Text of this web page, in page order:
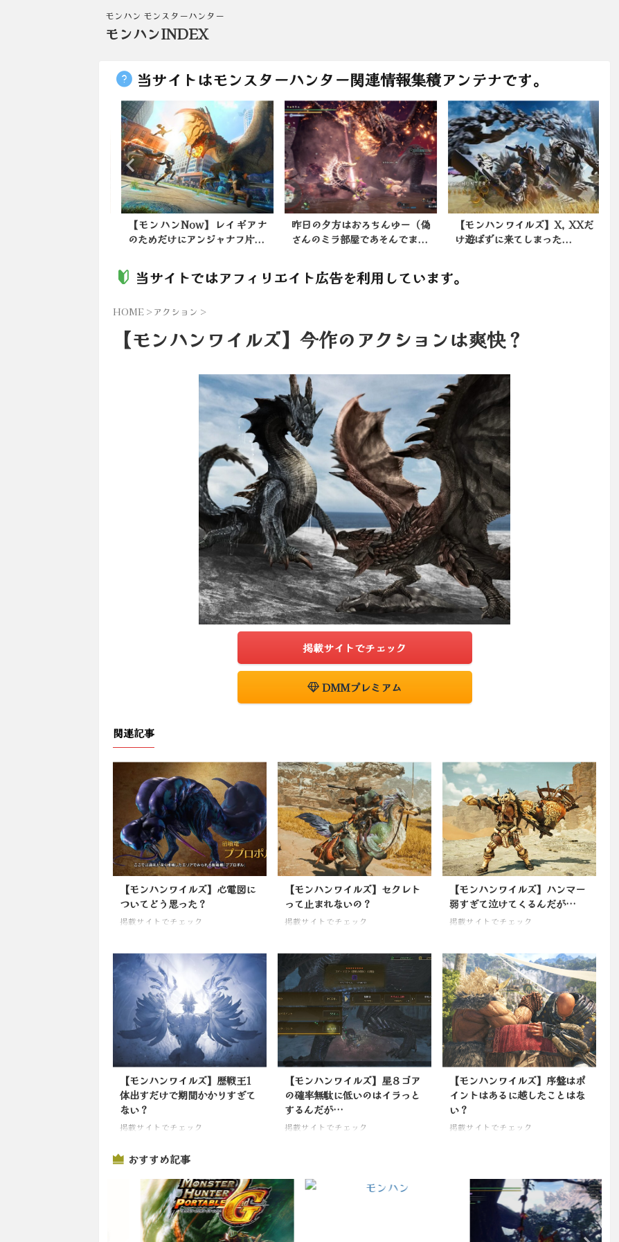
モンハン モンスターハンター
モンハンINDEX
当サイトはモンスターハンター関連情報集積アンテナです。
【モンハンNow】レイギアナ
のためだけにアンジャナフ片...
昨日の夕方はおろちんゆー（偽
さんのミラ部屋であそんでま...
【モンハンワイルズ】X, XXだ
け遊ばずに来てしまった...
当サイトではアフィリエイト広告を利用しています。
HOME >アクション >
【モンハンワイルズ】今作のアクションは爽快？
掲載サイトでチェック
DMMプレミアム
関連記事
【モンハンワイルズ】心電図に
ついてどう思った？
掲載サイトでチェック
【モンハンワイルズ】セクレト
って止まれないの？
掲載サイトでチェック
【モンハンワイルズ】ハンマー
弱すぎて泣けてくるんだが…
掲載サイトでチェック
【モンハンワイルズ】歴戦王1
体出すだけで期間かかりすぎて
ない？
掲載サイトでチェック
【モンハンワイルズ】星８ゴア
の確率無駄に低いのはイラっと
するんだが…
掲載サイトでチェック
【モンハンワイルズ】序盤はポ
イントはあるに越したことはな
い？
掲載サイトでチェック
おすすめ記事